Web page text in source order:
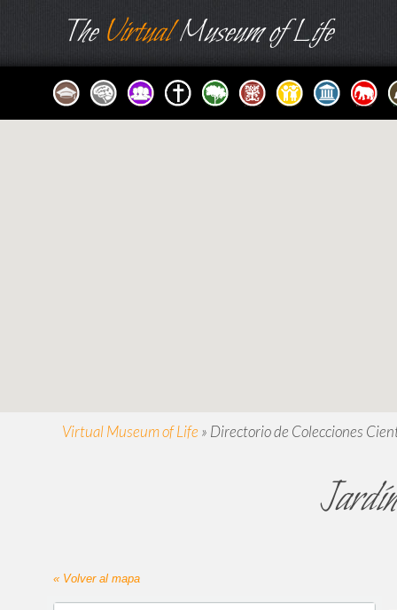
TheVirtualMuseum of Life
Virtual Museum of Life » Directorio de Colecciones
« Volver al mapa